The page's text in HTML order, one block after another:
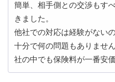
簡単、相手側との交渉もす
きました。
他社での対応は経験がない
十分で何の問題もありませ
社の中でも保険料が一番安